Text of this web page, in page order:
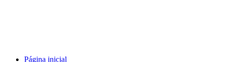
Página inicial